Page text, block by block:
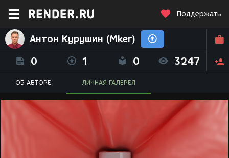
Поддержать
Антон Курушин (Mker)
0 1 0 3247
ОБ АВТОРЕ ЛИЧНАЯ ГАЛЕРЕЯ